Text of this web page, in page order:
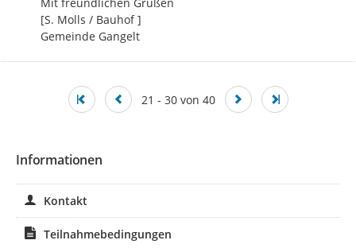
[S. Molls / Bauhof ]
Gemeinde Gangelt
21 - 30 von 40
Informationen
Kontakt
Teilnahmebedingungen